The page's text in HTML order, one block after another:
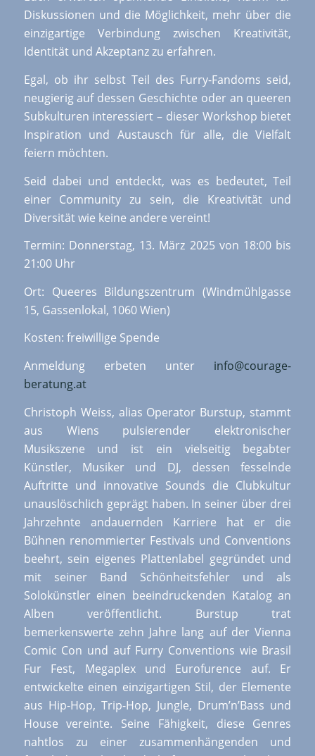
Diskussionen und die Möglichkeit, mehr über die
einzigartige Verbindung zwischen Kreativität,
Identität und Akzeptanz zu erfahren.
Egal, ob ihr selbst Teil des Furry-Fandoms seid,
neugierig auf dessen Geschichte oder an queeren
Subkulturen interessiert – dieser Workshop bietet
Inspiration und Austausch für alle, die Vielfalt
feiern möchten.
Seid dabei und entdeckt, was es bedeutet, Teil
einer Community zu sein, die Kreativität und
Diversität wie keine andere vereint!
Termin: Donnerstag, 13. März 2025 von 18:00 bis
21:00 Uhr
Ort: Queeres Bildungszentrum (Windmühlgasse
15, Gassenlokal, 1060 Wien)
Kosten: freiwillige Spende
Anmeldung erbeten unter info@courage-
beratung.at
Christoph Weiss, alias Operator Burstup, stammt
aus Wiens pulsierender elektronischer
Musikszene und ist ein vielseitig begabter
Künstler, Musiker und DJ, dessen fesselnde
Auftritte und innovative Sounds die Clubkultur
unauslöschlich geprägt haben. In seiner über drei
Jahrzehnte andauernden Karriere hat er die
Bühnen renommierter Festivals und Conventions
beehrt, sein eigenes Plattenlabel gegründet und
mit seiner Band Schönheitsfehler und als
Solokünstler einen beeindruckenden Katalog an
Alben veröffentlicht. Burstup trat
bemerkenswerte zehn Jahre lang auf der Vienna
Comic Con und auf Furry Conventions wie Brasil
Fur Fest, Megaplex und Eurofurence auf. Er
entwickelte einen einzigartigen Stil, der Elemente
aus Hip-Hop, Trip-Hop, Jungle, Drum’n’Bass und
House vereinte. Seine Fähigkeit, diese Genres
nahtlos zu einer zusammenhängenden und